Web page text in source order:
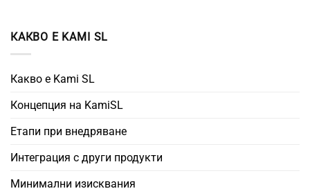
КАКВО Е KAMI SL
Какво е Kami SL
Концепция на KamiSL
Етапи при внедряване
Интеграция с други продукти
Минимални изисквания